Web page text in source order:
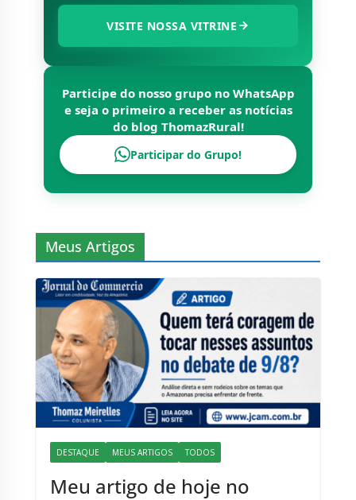
VISITE NOSSA VITRINE
Participe do nosso grupo no WhatsApp
e seja o primeiro a receber as notícias
do blog ThomazRural!
Participar do Grupo!
Meus Artigos
DESTAQUE MEUS ARTIGOS TODOS
Meu artigo de hoje no